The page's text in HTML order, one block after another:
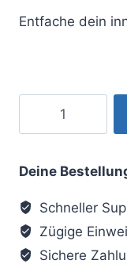
Entfache dein
Grad
4
Menge
Deine
Schneller
Zügige
Sichere